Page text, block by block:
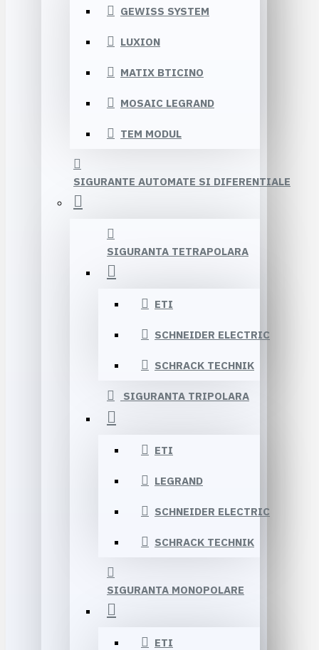
GEWISS SYSTEM
LUXION
MATIX BTICINO
MOSAIC LEGRAND
TEM MODUL
SIGURANTE AUTOMATE SI DIFERENTIALE
SIGURANTA TETRAPOLARA
ETI
SCHNEIDER ELECTRIC
SCHRACK TECHNIK
SIGURANTA TRIPOLARA
ETI
LEGRAND
SCHNEIDER ELECTRIC
SCHRACK TECHNIK
SIGURANTA MONOPOLARE
ETI